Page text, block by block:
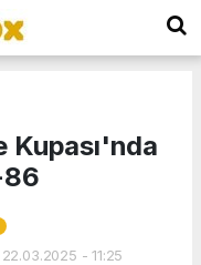
Kupası'nda
- 11:25